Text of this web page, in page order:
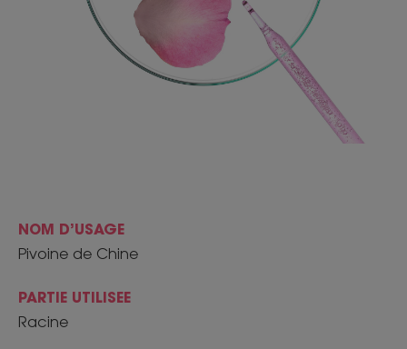
NOM D’USAGE
Pivoine de Chine
PARTIE UTILISEE
Racine